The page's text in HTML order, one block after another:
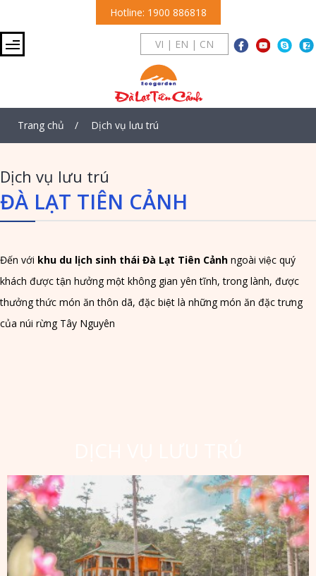
Hotline: 1900 886818
VI | EN | CN
Trang chủ Dịch vụ lưu trú
Dịch vụ lưu trú
ĐÀ LẠT TIÊN CẢNH
Đến với khu du lịch sinh thái Đà Lạt Tiên Cảnh ngoài việc quý
khách được tận hưởng một không gian yên tĩnh, trong lành, được
thưởng thức món ăn thôn dã, đặc biệt là những món ăn đặc trưng
của núi rừng Tây Nguyên